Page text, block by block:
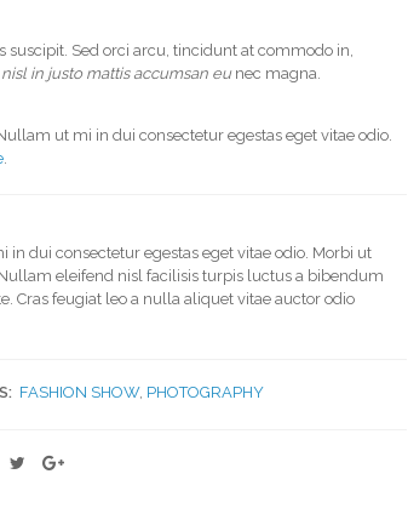
Sed orci arcu, tincidunt at commodo in,
nisl in justo mattis accumsan eunec magna.
ut mi in dui consectetur egestas eget vitae odio.
in dui consectetur egestas eget vitae odio. Morbi ut
eleifend nisl facilisis turpis luctus a bibendum
Cras feugiat leo a nulla aliquet vitae auctor odio
FASHION SHOW, PHOTOGRAPHY